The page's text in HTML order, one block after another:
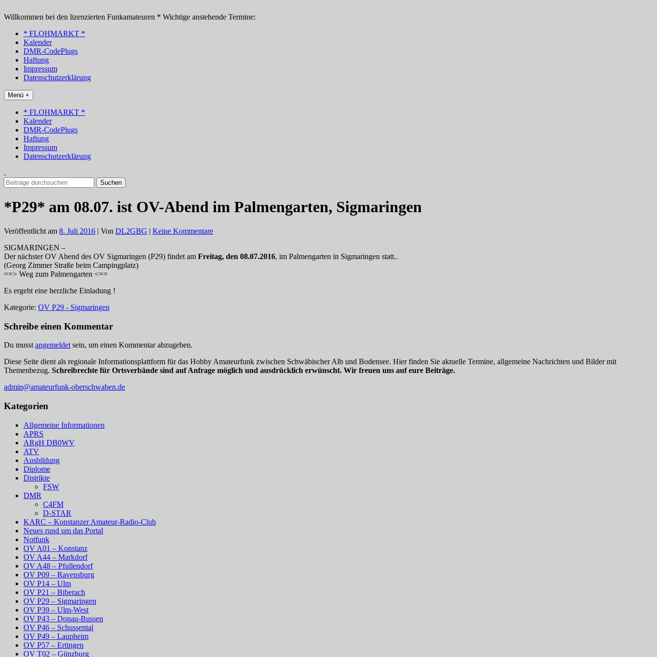
Inhalt
Willkommen bei den lizenzierten Funkamateuren * Wichtige anstehende Termine:
* FLOHMARKT *
Kalender
DMR-CodePlugs
Haftung
Impressum
Datenschutzerklärung
Menü +
* FLOHMARKT *
Kalender
DMR-CodePlugs
Haftung
Impressum
Datenschutzerklärung
.
Suchen
nach:
*P29* am 08.07. ist OV-Abend im Palmengarten, Sigmaringen
Veröffentlicht am 8. Juli 2016 | Von DL2GBG | Keine Kommentare
SIGMARINGEN –
Der nächster OV Abend des OV Sigmaringen (P29) findet am Freitag, den 08.07.2016, im Palmengarten in Sigmaringen statt..
(Georg Zimmer Straße beim Campingplatz)
==> Weg zum Palmengarten <==
Es ergeht eine herzliche Einladung !
Kategorie: OV P29 - Sigmaringen
Schreibe einen Kommentar
Du musst angemeldet sein, um einen Kommentar abzugeben.
Diese Seite dient als regionale Informationsplattform für das Hobby Amateurfunk zwischen Schwäbischer Alb und Bodensee. Hier finden Sie aktuelle Termine, allgemeine Nachrichten und Bilder mit
Themenbezug. Schreibrechte für Ortsverbände sind auf Anfrage möglich und ausdrücklich erwünscht. Wir freuen uns auf eure Beiträge.
admin@amateurfunk-oberschwaben.de
Kategorien
Allgemeine Informationen
APRS
ARgH DB0WV
ATV
Ausbildung
Diplome
Distrikte
FSW
DMR
C4FM
D-STAR
KARC – Konstanzer Amateur-Radio-Club
Neues rund um das Portal
Notfunk
OV A01 – Konstanz
OV A44 – Markdorf
OV A48 – Pfullendorf
OV P09 – Ravensburg
OV P14 – Ulm
OV P21 – Biberach
OV P29 – Sigmaringen
OV P39 – Ulm-West
OV P43 – Donau-Bussen
OV P46 – Schussental
OV P49 – Laupheim
OV P57 – Ertingen
OV T02 – Günzburg